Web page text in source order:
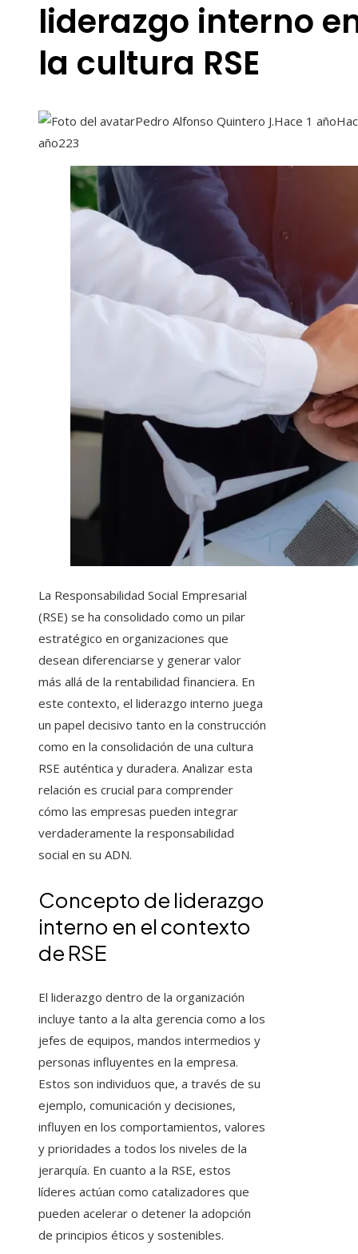
liderazgo interno
la cultura RSE
Pedro Alfonso Quintero J.Hace 1 año
año223
La Responsabilidad Social Empresarial
(RSE) se ha consolidado como un pilar
estratégico en organizaciones que
desean diferenciarse y generar valor
más allá de la rentabilidad financiera. En
este contexto, el liderazgo interno juega
un papel decisivo tanto en la construcción
como en la consolidación de una cultura
RSE auténtica y duradera. Analizar esta
relación es crucial para comprender
cómo las empresas pueden integrar
verdaderamente la responsabilidad
social en su ADN.
Concepto de liderazgo
interno en el contexto
de RSE
El liderazgo dentro de la organización
incluye tanto a la alta gerencia como a los
jefes de equipos, mandos intermedios y
personas influyentes en la empresa.
Estos son individuos que, a través de su
ejemplo, comunicación y decisiones,
influyen en los comportamientos, valores
y prioridades a todos los niveles de la
jerarquía. En cuanto a la RSE, estos
líderes actúan como catalizadores que
pueden acelerar o detener la adopción
de principios éticos y sostenibles.